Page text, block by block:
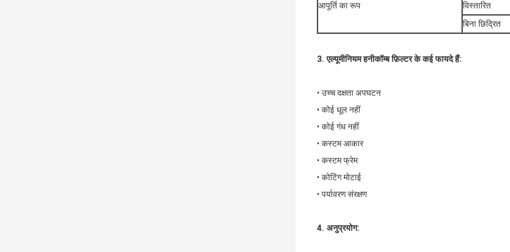
आपूर्ति का रूप
विस्तारित
बिना छिद्रित
3. एल्यूमीनियम हनीकॉम्ब फ़िल्टर के कई फायदे हैं:
• उच्च दक्षता अपघटन
• कोई धूल नहीं
• कोई गंध नहीं
• कस्टम आकार
• कस्टम फ्रेम
• कोटिंग मोटाई
• पर्यावरण संरक्षण
4. अनुप्रयोग: